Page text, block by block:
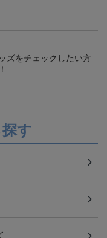
ズをチェックしたい方
す